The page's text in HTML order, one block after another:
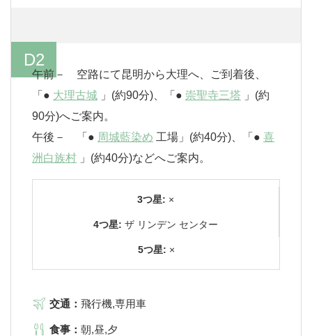
D2
午前－ 空路にて昆明から大理へ、ご到着後、
「● 大理古城 」(約90分)、「● 崇聖寺三塔 」(約
90分)へご案内。
午後－ 「● 周城藍染め 工場」(約40分)、「● 喜
洲白族村 」(約40分)などへご案内。
3つ星: ×
4つ星: ザ リンデン センター
5つ星: ×
交通： 飛行機,専用車
食事： 朝,昼,夕